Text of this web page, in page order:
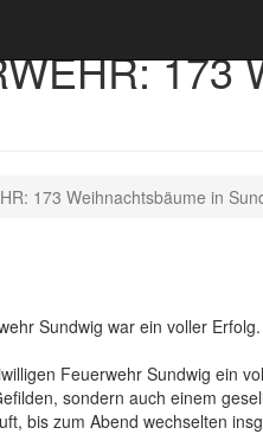
173
173 Weihnachtsbäume in
Sundwig war ein voller
Feuerwehr Sundwig ein
sondern auch einem
bis zum Abend wechselten